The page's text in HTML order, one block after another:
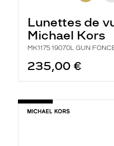
Lunettes de
Michael Kors
MK1175 19070L GUN
235,00 €